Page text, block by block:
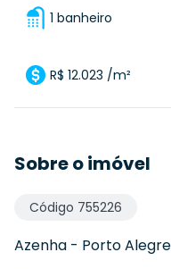
1 banheiro
R$ 12.023 /m²
Sobre o imóvel
Código 755226
Azenha - Porto Alegre